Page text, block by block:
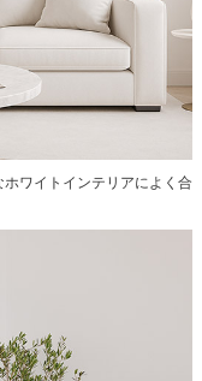
ワイトインテリアによく合